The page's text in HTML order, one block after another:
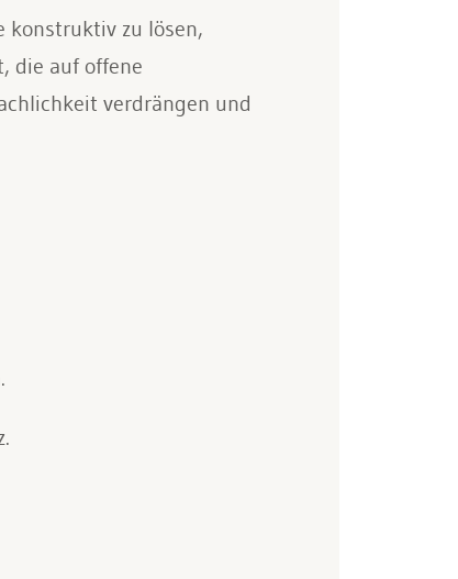
konstruktiv zu lösen,
die auf offene
verdrängen und